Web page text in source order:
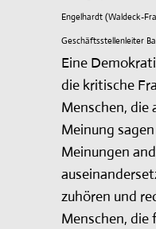
Engelhardt (Waldeck-
Geschäftsstellenleiter
Eine
die kritische
Menschen, die
Meinung
Meinungen
zuhören und
Menschen, die